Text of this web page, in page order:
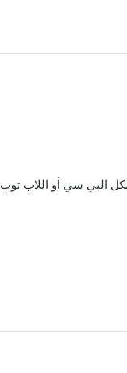
البي سي أو اللاب توب